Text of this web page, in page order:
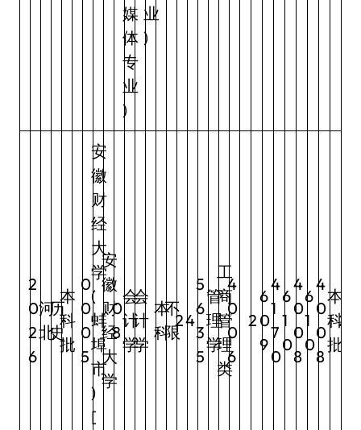
媒
体
专
业
)
业
)
2
0
2
6
河
北
历
史
本
科
批
0
0
0
5
安
徽
财
经
大
学
(
蚌
埠
市
)
[
安
徽
财
经
大
学
0
8
会
计
学
会
计
学
本
科
不
限
24
5
6
3
5
管
理
学
工
商
管
理
类
4
0
0
6
2
6
0
9
4
1
7
0
6
1
0
4
0
0
8
6
1
0
4
0
0
8
本
科
批
2